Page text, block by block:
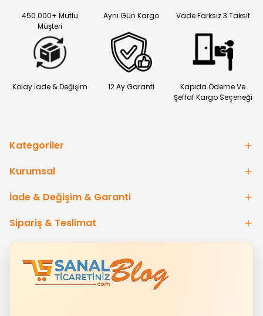
450.000+ Mutlu
Müşteri
Aynı Gün Kargo Vade Farksız 3 Taksit
Kolay İade & Değişim 12 Ay Garanti
Kapıda Ödeme Ve
Şeffaf Kargo Seçeneği
Kategoriler
Kurumsal
İade & Değişim & Garanti
Sipariş & Teslimat